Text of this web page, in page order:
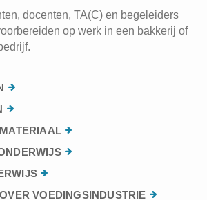
docenten, TA(C) en begeleiders
op werk in een bakkerij of
VOEDINGSINDUSTRIE